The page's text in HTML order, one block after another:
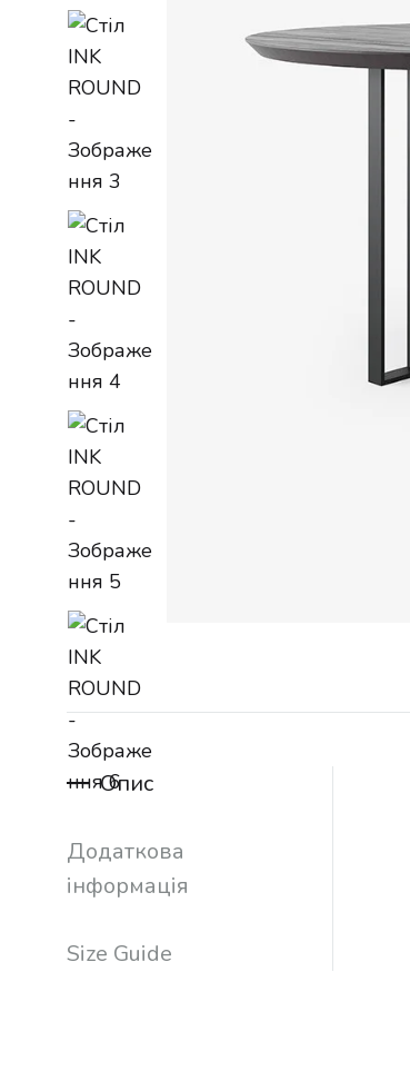
Опис
Додаткова
інформація
Size Guide